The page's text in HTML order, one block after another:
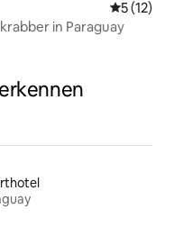
5 (12)
in Paraguay